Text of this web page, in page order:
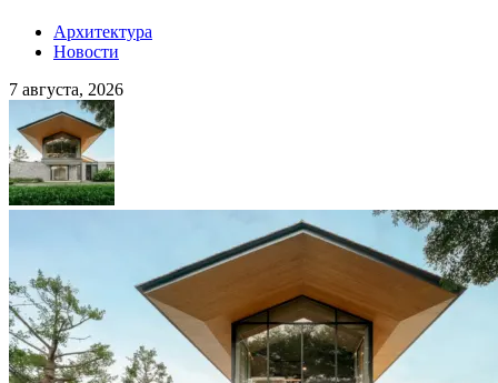
Архитектура
Новости
7 августа, 2026